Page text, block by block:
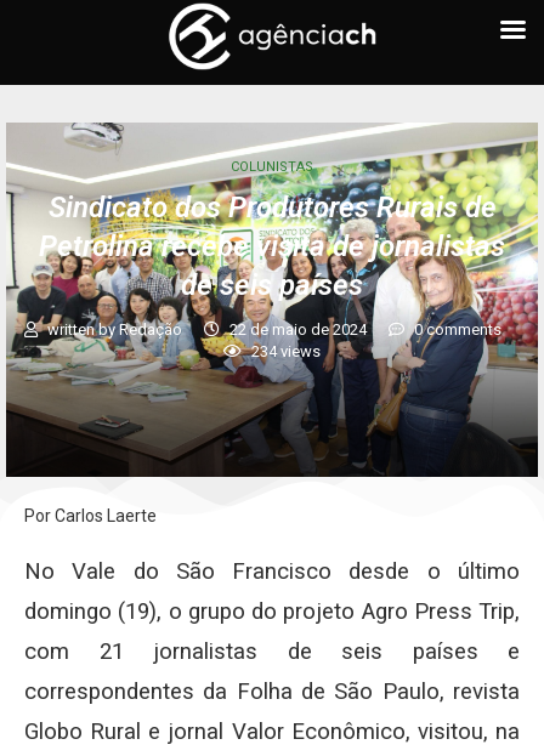
COLUNISTAS
Sindicato dos Produtores Rurais de
Petrolina recebe visita de jornalistas
de seis países
written by Redação 22 de maio de 2024
0 comments
234views
Por Carlos Laerte
No Vale do São Francisco desde o último
domingo (19), o grupo do projeto Agro Press Trip,
com 21 jornalistas de seis países e
correspondentes da Folha de São Paulo, revista
Globo Rural e jornal Valor Econômico, visitou, na